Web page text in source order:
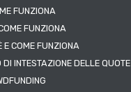
FUNZIONA
FUNZIONA
E COME FUNZIONA
DI INTESTAZIONE DELLE QUOTE